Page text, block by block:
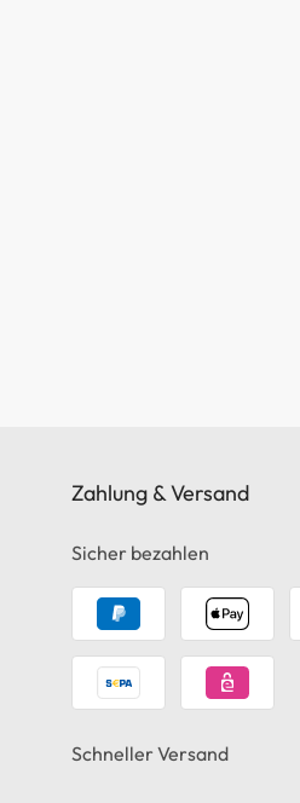
Zahlung & Versand
Sicher bezahlen
Schneller Versand